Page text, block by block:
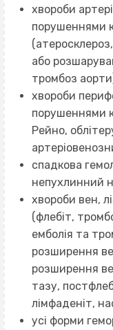
хвороби
порушеннями
або
тромбоз
хвороби
порушеннями
Рейно,
спадкова
непухлинний
хвороби вен,
(флебіт,
емболія та
розширення
розширення
тазу,
лімфаденіт,
усі форми